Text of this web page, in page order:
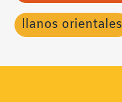
llanos orientales